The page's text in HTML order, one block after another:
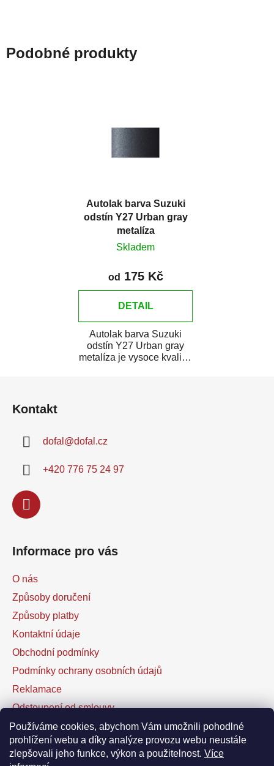
Používáme cookies, abychom Vám umožnili pohodlné
prohlížení webu a díky analýze provozu webu neustále
zlepšovali jeho funkce, výkon a použitelnost. Více
Podobné produkty
Autolak barva Suzuki
odstín Y27 Urban gray
metalíza
Skladem
od 175 Kč
DETAIL
Autolak barva Suzuki
odstín Y27 Urban gray
metalíza je vysoce kvalitní
Kontakt
dofal @dofal.cz
+420 776 75 24 97
Informace pro vás
O nás
Způsoby doručení
Způsoby platby
Kontaktní údaje
Obchodní podmínky
Podmínky ochrany osobních údajů
Reklamace
Odstoupení od smlouvy
Kontaktní formulář